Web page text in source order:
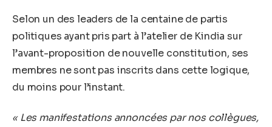
Selon un des leaders de la centaine de partis
politiques ayant pris part à l’atelier de Kindia sur
l’avant-proposition de nouvelle constitution, ses
membres ne sont pas inscrits dans cette logique,
du moins pour l’instant.
« Les manifestations annoncées par nos collègues,